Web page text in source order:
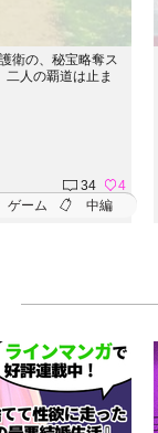
衛の、秘宝略奪ス
二人の覇道は止ま
34
4
ゲーム 中編